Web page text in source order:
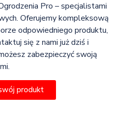
Pro – specjalistami
Oferujemy kompleksową
odpowiedniego produktu,
się z nami już dziś i
zabezpieczyć swoją
produkt